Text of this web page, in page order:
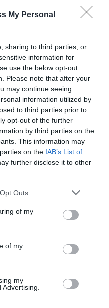
My Personal
sharing to third parties, or
information for
use the below opt-out
Please note that after your
may continue seeing
information utilized by
to third parties prior to
opt-out of the further
by third parties on the
This information may
on the IAB’s List of
further disclose it to other
Outs
of my
of my
my
institucioneve të reja në
Gjini: Aleanca nuk
bashkëpunon me Kurtin,
edhe nëse i ofrohet
gjysma e qeverisë
Nga Nexhat Daci te
Kosovës që nga viti 2001?